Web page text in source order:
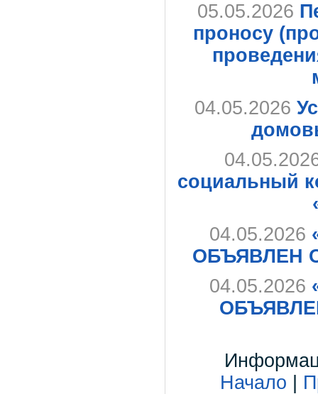
05.05.2026
проносу
04.05.2026
социальный
04.05.2026
ОБЪЯВЛЕН
04.05.2026
Начало